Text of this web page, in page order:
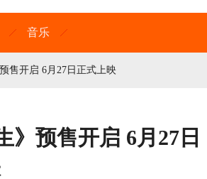
音乐
售开启 6月27日正式上映
》预售开启 6月27日